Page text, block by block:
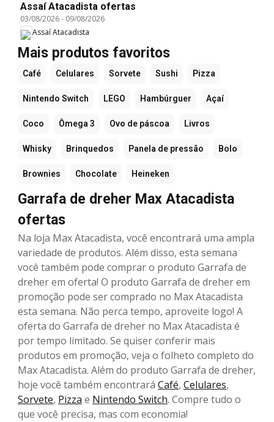
Assaí Atacadista ofertas
03/08/2026- 09/08/2026
Assaí Atacadista
Mais produtos favoritos
Café Celulares Sorvete Sushi Pizza
Nintendo Switch LEGO Hambúrguer Açaí
Coco Ômega 3 Ovo de páscoa Livros
Whisky Brinquedos Panela de pressão Bolo
Brownies Chocolate Heineken
Garrafa de dreher Max Atacadista
ofertas
Na loja Max Atacadista, você encontrará uma ampla
variedade de produtos. Além disso, esta semana
você também pode comprar o produto Garrafa de
dreher em oferta! O produto Garrafa de dreher em
promoção pode ser comprado no Max Atacadista
esta semana. Não perca tempo, aproveite logo! A
oferta do Garrafa de dreher no Max Atacadista é
por tempo limitado. Se quiser conferir mais
produtos em promoção, veja o folheto completo do
Max Atacadista. Além do produto Garrafa de dreher,
hoje você também encontrará Café, Celulares,
Sorvete, Pizza e Nintendo Switch. Compre tudo o
que você precisa, mas com economia!